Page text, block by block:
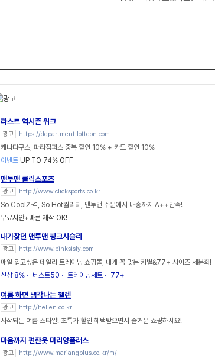
라스트 역시즌 위크
광고 https://department.lotteon.com
캐나다구스, 파라점퍼스 중복 할인 10% + 카드 할인 10%
이벤트 UP TO 74% OFF
맨투맨 클릭스포츠
광고 http://www.clicksports.co.kr
So Cool가격, So Hot퀄리티, 맨투맨 주문에서 배송까지 A++만족!
무료시안+빠른 제작 OK!
내가찾던 맨투맨 핑크시슬리
광고 http://www.pinksisly.com
매일 입고싶은 데일리 트레이닝 쇼핑몰, 내게 꼭 맞는 키별&77+ 사이즈 세분화!
신상 8%
베스트50 트레이닝세트 77+
여름 하면 생각나는 헬렌
광고 http://hellen.co.kr
시작되는 여름 스타일! 초특가 할인 혜택받으면서 즐거운 쇼핑하세요!
마음까지 편한옷 마리앙플러스
광고 http://www.mariangplus.co.kr/m/